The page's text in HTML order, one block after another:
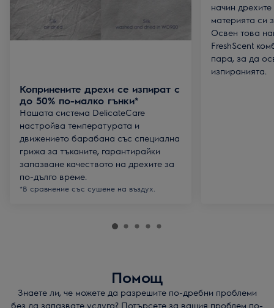
Копринените дрехи се изпират с
до 50% по-малко гънки*
Нашата система DelicateCare
настройва температурата и
движението барабана със специална
грижа за тъканите, гарантирайки
запазване качеството на дрехите за
по-дълго време.
*В сравнение със сушене на въздух.
начин
материята си
Освен това
FreshScent
пара, за да
изпиранията.
Помощ
Знаете ли, че можете да разрешите по-дребни проблеми
без да запазвате услуга? Потърсете за вашия проблем по-